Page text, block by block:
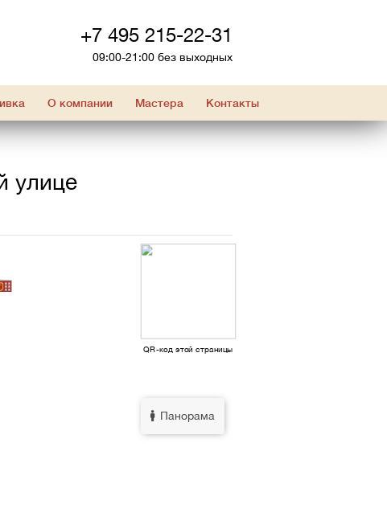
+7 495 215-22-31
09:00-21:00 без выходных
О компании Мастера Контакты
улице
QR-код этой страницы
Панорама